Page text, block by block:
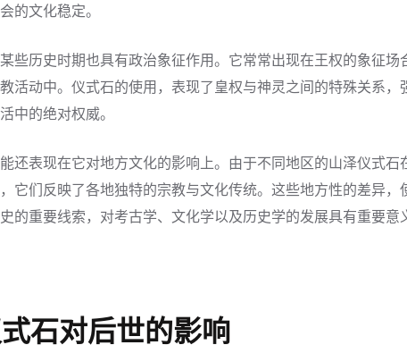
的文化稳定。
些历史时期也具有政治象征作用。它常常出现在王权的象征场
活动中。仪式石的使用，表现了皇权与神灵之间的特殊关系，
中的绝对权威。
还表现在它对地方文化的影响上。由于不同地区的山泽仪式石
它们反映了各地独特的宗教与文化传统。这些地方性的差异，
的重要线索，对考古学、文化学以及历史学的发展具有重要意
石对后世的影响